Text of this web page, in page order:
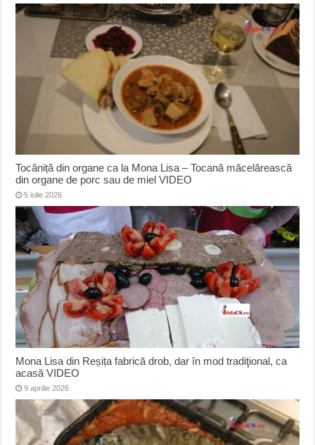
Tocăniță din organe ca la Mona Lisa – Tocană măcelărească
din organe de porc sau de miel VIDEO
5 iulie 2026
Mona Lisa din Reșița fabrică drob, dar în mod tradiţional, ca
acasă VIDEO
9 aprilie 2026